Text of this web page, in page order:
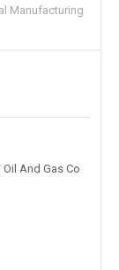
Manufacturing
And Gas Co